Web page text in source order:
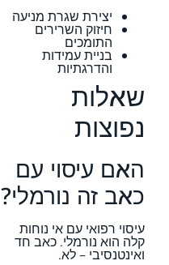
יצירת שגרת מניעה
חיזוק השרירים
התומכים
בניית עמידות
והדרגתיות
שאלות
נפוצות
האם עיסוי עם
כאב זה נורמלי?
עיסוי רפואי עם אי נוחות
קלה הוא נורמלי. כאב חד
ואינטנסיבי – לא.